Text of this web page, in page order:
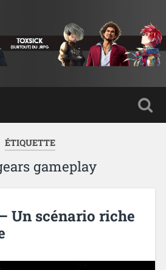
ÉTIQUETTE
gameplay
Un scénario riche